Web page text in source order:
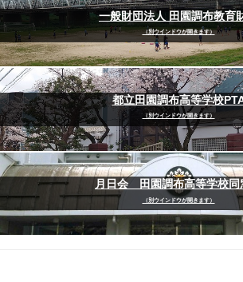
一般財団法人 田園調布教育
（別ウインドウが開きます）
都立田園調布高等学校
（別ウインドウが開きます）
月日会 田園調布高等学校同
（別ウインドウが開きます）